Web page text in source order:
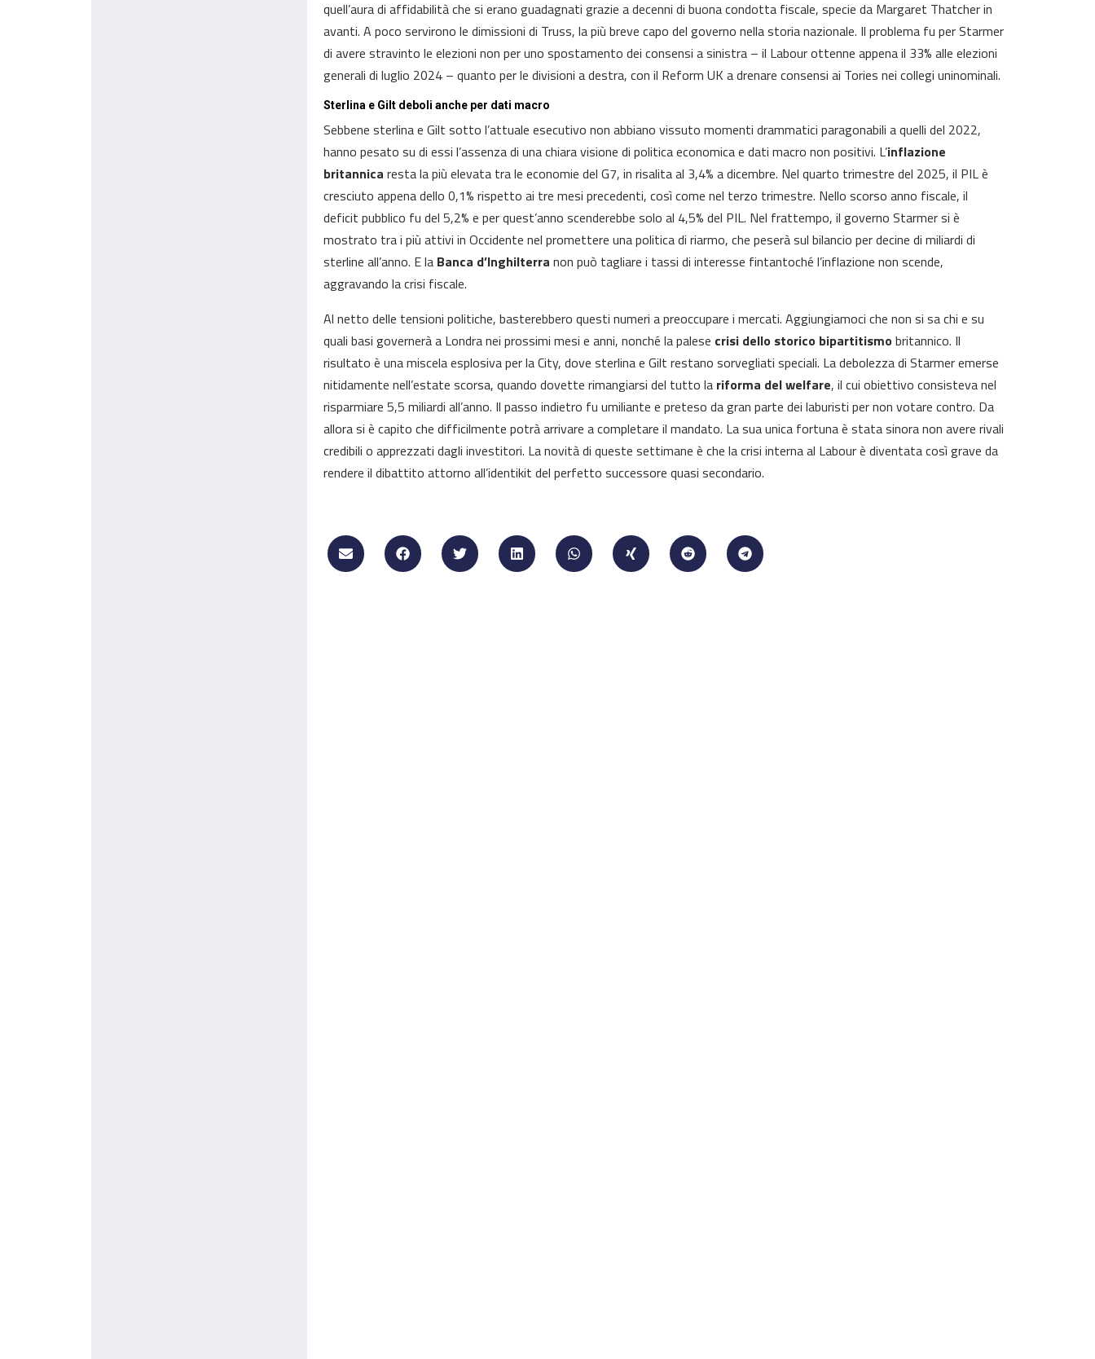
quell’aura di affidabilità che si erano guadagnati grazie a decenni di buona condotta fiscale, specie da Margaret Thatcher in
avanti. A poco servirono le dimissioni di Truss, la più breve capo del governo nella storia nazionale. Il problema fu per Starmer
di avere stravinto le elezioni non per uno spostamento dei consensi a sinistra – il Labour ottenne appena il 33% alle elezioni
generali di luglio 2024 – quanto per le divisioni a destra, con il Reform UK a drenare consensi ai Tories nei collegi uninominali.
Sterlina e Gilt deboli anche per dati macro
Sebbene sterlina e Gilt sotto l’attuale esecutivo non abbiano vissuto momenti drammatici paragonabili a quelli del 2022,
hanno pesato su di essi l’assenza di una chiara visione di politica economica e dati macro non positivi. L’inflazione
britannica resta la più elevata tra le economie del G7, in risalita al 3,4% a dicembre. Nel quarto trimestre del 2025, il PIL è
cresciuto appena dello 0,1% rispetto ai tre mesi precedenti, così come nel terzo trimestre. Nello scorso anno fiscale, il
deficit pubblico fu del 5,2% e per quest’anno scenderebbe solo al 4,5% del PIL. Nel frattempo, il governo Starmer si è
mostrato tra i più attivi in Occidente nel promettere una politica di riarmo, che peserà sul bilancio per decine di miliardi di
sterline all’anno. E la Banca d’Inghilterra non può tagliare i tassi di interesse fintantoché l’inflazione non scende,
aggravando la crisi fiscale.
Al netto delle tensioni politiche, basterebbero questi numeri a preoccupare i mercati. Aggiungiamoci che non si sa chi e su
quali basi governerà a Londra nei prossimi mesi e anni, nonché la palese crisi dello storico bipartitismobritannico. Il
risultato è una miscela esplosiva per la City, dove sterlina e Gilt restano sorvegliati speciali. La debolezza di Starmer emerse
nitidamente nell’estate scorsa, quando dovette rimangiarsi del tutto la riforma del welfare, il cui obiettivo consisteva nel
risparmiare 5,5 miliardi all’anno. Il passo indietro fu umiliante e preteso da gran parte dei laburisti per non votare contro. Da
allora si è capito che difficilmente potrà arrivare a completare il mandato. La sua unica fortuna è stata sinora non avere rivali
credibili o apprezzati dagli investitori. La novità di queste settimane è che la crisi interna al Labour è diventata così grave da
rendere il dibattito attorno all’identikit del perfetto successore quasi secondario.